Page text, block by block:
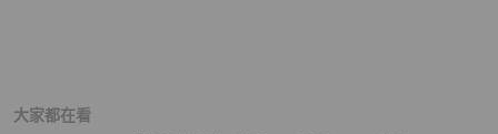
大家都在看